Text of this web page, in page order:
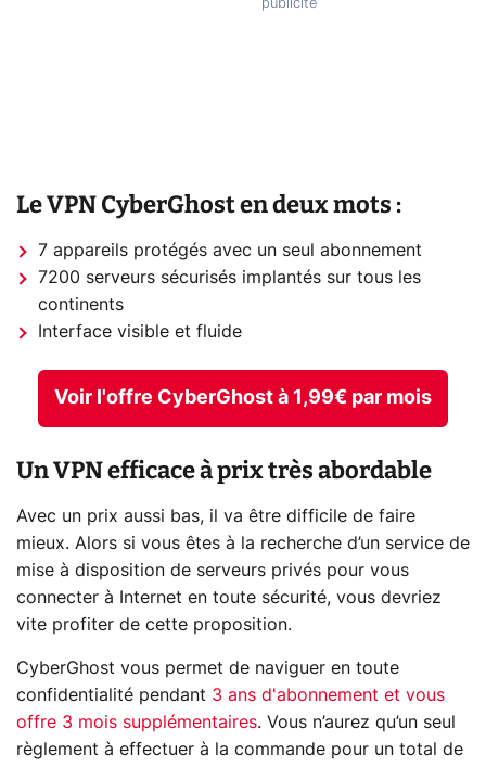
Le VPN CyberGhost en deux mots :
7 appareils protégés avec un seul abonnement
7200 serveurs sécurisés implantés sur tous les
continents
Interface visible et fluide
Voir l'offre CyberGhost à 1,99€ par mois
Un VPN efficace à prix très abordable
Avec un prix aussi bas, il va être difficile de faire
mieux. Alors si vous êtes à la recherche d’un service de
mise à disposition de serveurs privés pour vous
connecter à Internet en toute sécurité, vous devriez
vite profiter de cette proposition.
CyberGhost vous permet de naviguer en toute
confidentialité pendant 3 ans d'abonnement et vous
offre 3 mois supplémentaires. Vous n’aurez qu’un seul
règlement à effectuer à la commande pour un total de